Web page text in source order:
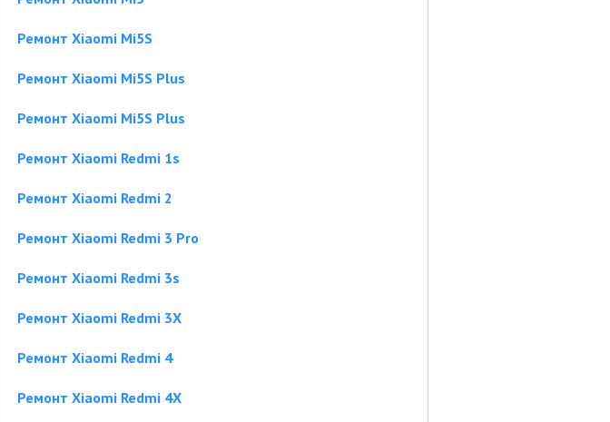
Ремонт Xiaomi Mi5S
Ремонт Xiaomi Mi5S Plus
Ремонт Xiaomi Mi5S Plus
Ремонт Xiaomi Redmi 1s
Ремонт Xiaomi Redmi 2
Ремонт Xiaomi Redmi 3 Pro
Ремонт Xiaomi Redmi 3s
Ремонт Xiaomi Redmi 3X
Ремонт Xiaomi Redmi 4
Ремонт Xiaomi Redmi 4X